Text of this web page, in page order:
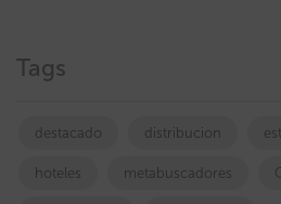
Tags
destacado distribucion
hoteles metabuscadores